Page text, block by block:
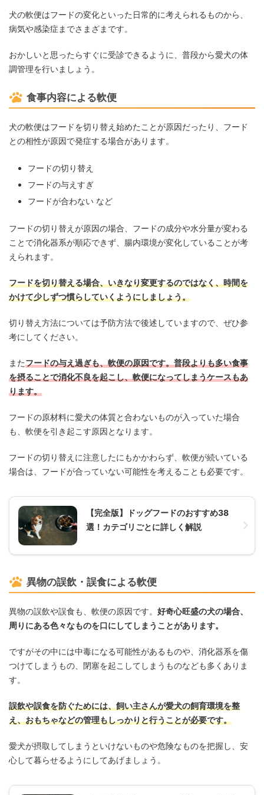
犬の軟便はフードの変化といった日常的に考えられるものから、
病気や感染症までさまざまです。
おかしいと思ったらすぐに受診できるように、普段から愛犬の体
調管理を行いましょう。
食事内容による軟便
犬の軟便はフードを切り替え始めたことが原因だったり、フード
との相性が原因で発症する場合があります。
フードの切り替え
フードの与えすぎ
フードが合わない など
フードの切り替えが原因の場合、フードの成分や水分量が変わる
ことで消化器系が順応できず、腸内環境が変化していることが考
えられます。
フードを切り替える場合、いきなり変更するのではなく、時間を
かけて少しずつ慣らしていくようにしましょう。
切り替え方法については予防方法で後述していますので、ぜひ参
考にしてください。
またフードの与え過ぎも、軟便の原因です。普段よりも多い食事
を摂ることで消化不良を起こし、軟便になってしまうケースもあ
ります。
フードの原材料に愛犬の体質と合わないものが入っていた場合
も、軟便を引き起こす原因となります。
フードの切り替えに注意したにもかかわらず、軟便が続いている
場合は、フードが合っていない可能性を考えることも必要です。
【完全版】ドッグフードのおすすめ38
選！カテゴリごとに詳しく解説
異物の誤飲・誤食による軟便
異物の誤飲や誤食も、軟便の原因です。 好奇心旺盛の犬の場合、
周りにある色々なものを口にしてしまうことがあります。
ですがその中には中毒になる可能性があるものや、消化器系を傷
つけてしまうもの、閉塞を起こしてしまうものなども多くありま
す。
誤飲や誤食を防ぐためには、飼い主さんが愛犬の飼育環境を整
え、おもちゃなどの管理もしっかりと行うことが必要です。
愛犬が摂取してしまうといけないものや危険なものを把握し、安
心して暮らせるようにしてあげましょう。